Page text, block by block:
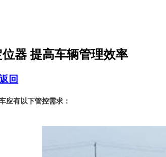
器 提高车辆管理效率
应有以下管控需求：